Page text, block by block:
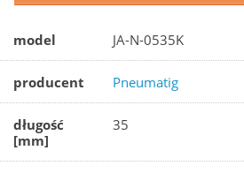
model JA-N-0535K
producent Pneumatig
długość
[mm]
35